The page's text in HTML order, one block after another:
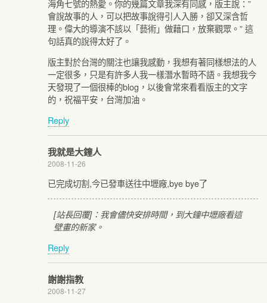
海角七號的熱愛。你的幾篇文章我深有同感，版主說：”
會說故事的人，可以把故事說得引人入勝，卻又深含哲
理。偉大的導演不該以「藝術」做藉口，放棄觀眾。” 這
句話真的說得太好了。
版主對於台灣的關注也讓我感動，我想有著同樣想法的人
一定很多，只是有許多人我一樣潛水暫時不語。我想我今
天發現了一個很棒的blog，以後會常來看看版主的文字
的，祝福平安，台灣加油。
Reply
我就是大鐘人
2008-11-26
已完成切割,今已發車送往中壢廠,bye bye了
[站長回覆]：我會儘快安排時間，到大鐘中壢廠看這
壁畫的新家。
Reply
謝謝指教
2008-11-27